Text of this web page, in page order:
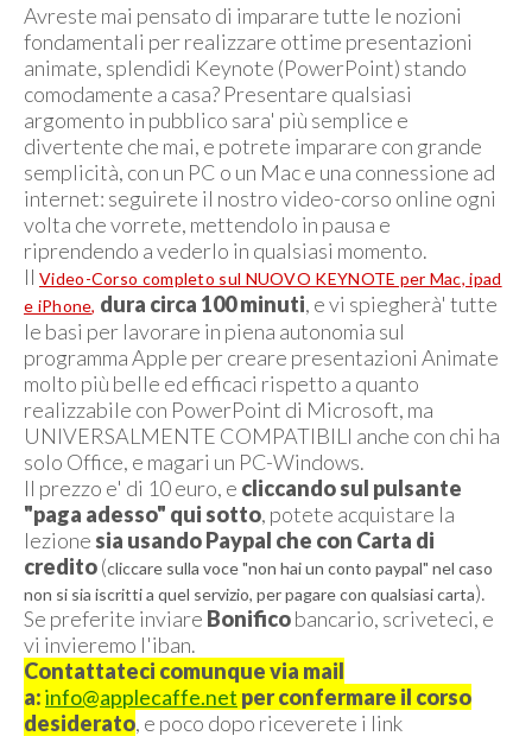
Avreste mai pensato di imparare tutte le nozioni
fondamentali per realizzare ottime presentazioni
animate, splendidi Keynote (PowerPoint) stando
comodamente a casa? Presentare qualsiasi
argomento in pubblico sara' più semplice e
divertente che mai, e potrete imparare con grande
semplicità, con un PC o un Mac e una connessione ad
internet: seguirete il nostro video-corso online ogni
volta che vorrete, mettendolo in pausa e
riprendendo a vederlo in qualsiasi momento.
Il Video-Corso completo sul NUOVO KEYNOTE per Mac, ipad
e iPhone, dura circa 100 minuti, e vi spiegherà' tutte
le basi per lavorare in piena autonomia sul
programma Apple per creare presentazioni Animate
molto più belle ed efficaci rispetto a quanto
realizzabile con PowerPoint di Microsoft, ma
UNIVERSALMENTE COMPATIBILI anche con chi ha
solo Office, e magari un PC-Windows.
Il prezzo e' di 10 euro, e cliccando sul pulsante
"paga adesso" qui sotto, potete acquistare la
lezione sia usando Paypal che con Carta di
credito(cliccare sulla voce "non hai un conto paypal" nel caso
non si sia iscritti a quel servizio, per pagare con qualsiasi carta).
Se preferite inviare Bonificobancario, scriveteci, e
vi invieremo l'iban.
Contattateci comunque via mail
a:info@applecaffe.net per confermare il corso
desiderato, e poco dopo riceverete i link